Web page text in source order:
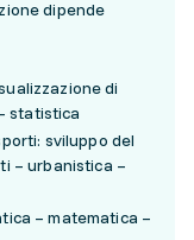
dipende
di
statistica
sviluppo del
– urbanistica –
– matematica –